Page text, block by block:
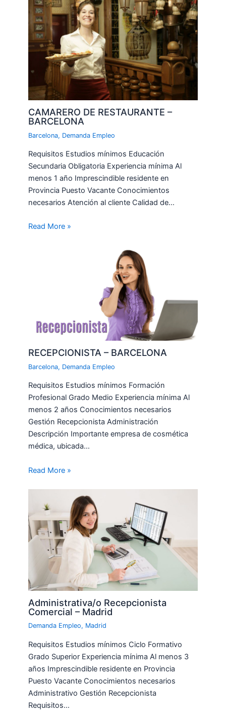
CAMARERO DE RESTAURANTE –
BARCELONA
Barcelona, Demanda Empleo
Requisitos Estudios mínimos Educación
Secundaria Obligatoria Experiencia mínima Al
menos 1 año Imprescindible residente en
Provincia Puesto Vacante Conocimientos
necesarios Atención al cliente Calidad de…
Read More »
RECEPCIONISTA – BARCELONA
Barcelona, Demanda Empleo
Requisitos Estudios mínimos Formación
Profesional Grado Medio Experiencia mínima Al
menos 2 años Conocimientos necesarios
Gestión Recepcionista Administración
Descripción Importante empresa de cosmética
médica, ubicada…
Read More »
Administrativa/o Recepcionista
Comercial – Madrid
Demanda Empleo, Madrid
Requisitos Estudios mínimos Ciclo Formativo
Grado Superior Experiencia mínima Al menos 3
años Imprescindible residente en Provincia
Puesto Vacante Conocimientos necesarios
Administrativo Gestión Recepcionista
Requisitos…